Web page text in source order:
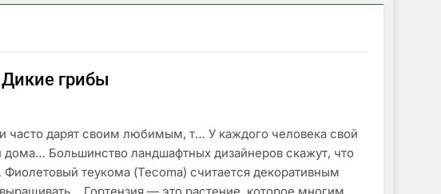
грибы
часто дарят своим любимым, т… У каждого человека свой
Большинство ландшафтных дизайнеров скажут, что
теукома (Tecoma) считается декоративным